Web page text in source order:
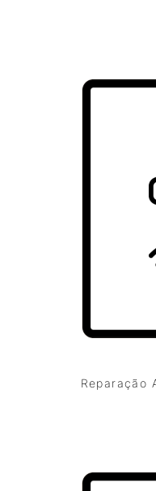
Reparação